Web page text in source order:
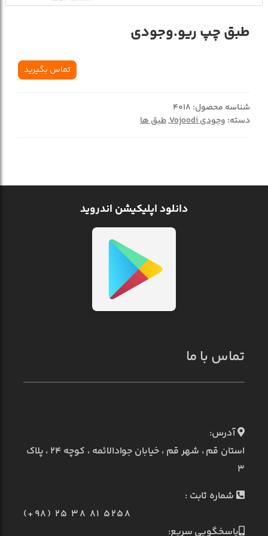
طبق چپ ریو.وجودی
تماس بگیرید
شناسه محصول: 4018
دسته: وجودی Vojoodi ,طبق ها
دانلود اپلیکیشن اندروید
تماس با ما
آدرس:
استان قم ، شهر قم ، خیابان جوادالائمه ، کوچه ۲۴ ، پلاک
۳
شماره ثابت :
(+98) 25 38 81 5258
پاسخگویی سریع: